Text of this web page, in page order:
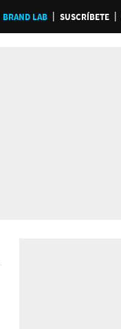
BRAND LAB SUSCRÍBETE